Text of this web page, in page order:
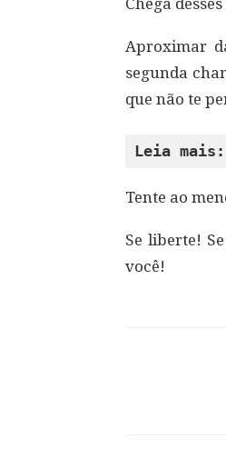
Chega
Aproximar
segunda
que não te
Leia mais:
Tente ao
Se liberte!
você!